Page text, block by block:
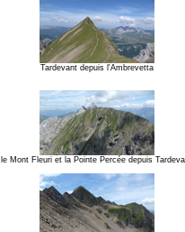
Tardevant depuis l'Ambrevetta
le Mont Fleuri et la Pointe Percée depuis